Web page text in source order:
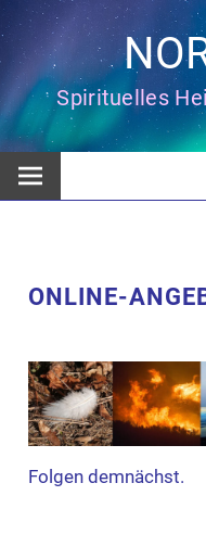
Zum
Inhalt
springen
Spirituelles
ONLINE-
Folgen demnächst.